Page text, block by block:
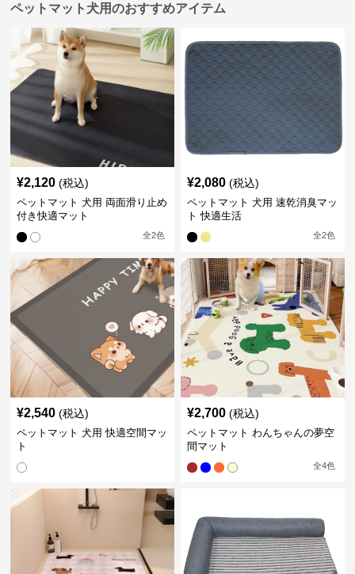
ペットマット犬用のおすすめアイテム
¥2,120 (税込)
ペットマット 犬用 両面滑り止め
付き快適マット
全2色
¥2,080 (税込)
ペットマット 犬用 速乾消臭マッ
ト 快適生活
全2色
¥2,540 (税込)
ペットマット 犬用 快適空間マッ
ト
¥2,700 (税込)
ペットマット わんちゃんの夢空
間マット
全4色